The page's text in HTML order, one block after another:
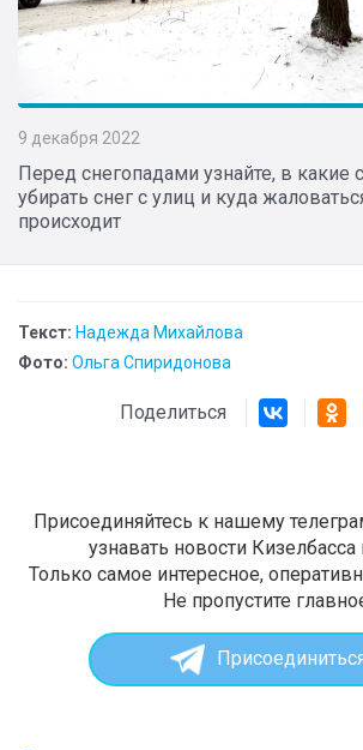
9 декабря 2022
Перед снегопадами узнайте, в
убирать снег с улиц и куда
происходит
Текст: Надежда Михайлова
Фото: Ольга Спиридонова
Поделиться
Присоединяйтесь к нашему
узнавать новости
Только самое интересное,
Не пропустите